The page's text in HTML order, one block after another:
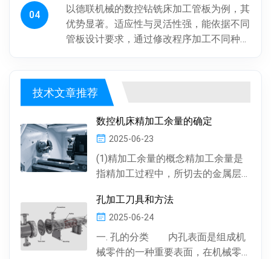
04
以德联机械的数控钻铣床加工管板为例，其
优势显著。适应性与灵活性强，能依据不同
管板设计要求，通过修改程序加工不同种
技术文章推荐
数控机床精加工余量的确定
2025-06-23
(1)精加工余量的概念精加工余量是
指精加工过程中，所切去的金属层
工余量由精加工一次...
孔加工刀具和方法
2025-06-24
一. 孔的分类 内孔表面是组成机
械零件的一种重要表面，在机械零